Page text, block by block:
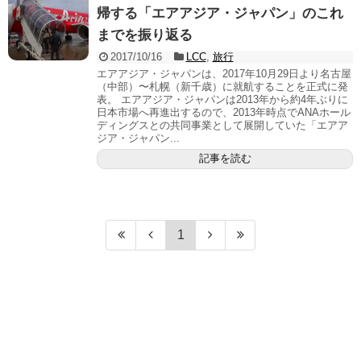
帰する「エアアジア・ジャパン」のこれ
までを振り返る
2017/10/16 LCC, 旅行
エアアジア・ジャパンは、2017年10月29日より名古屋
（中部）〜札幌（新千歳）に就航することを正式に発
表。 エアアジア・ジャパンは2013年から約4年ぶりに
日本市場へ再進出するので、2013年時点でANAホール
ディングスとの共同事業として展開していた「エアア
ジア・ジャパン...
記事を読む
1